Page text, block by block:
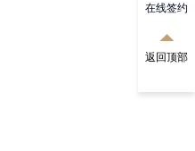
在线签约
返回顶部